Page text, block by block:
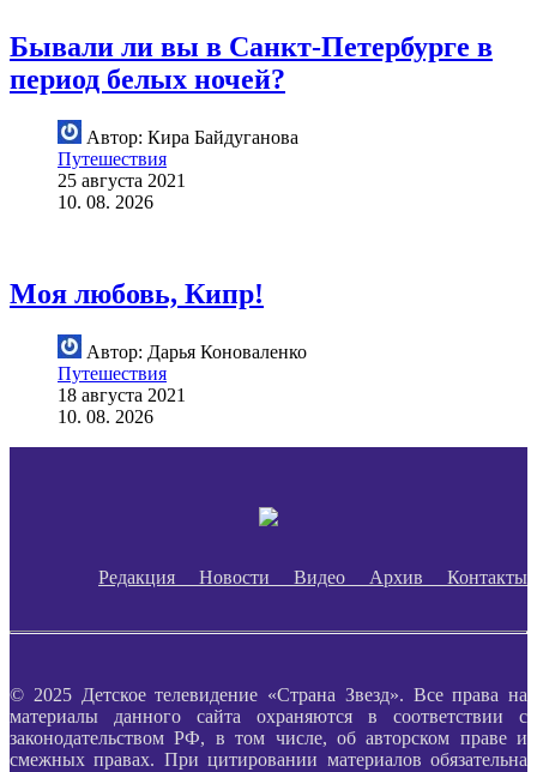
Бывали ли вы в Санкт-Петербурге в
период белых ночей?
Автор: Кира Байдуганова
Путешествия
25 августа 2021
10. 08. 2026
Моя любовь, Кипр!
Автор: Дарья Коноваленко
Путешествия
18 августа 2021
10. 08. 2026
Редакция Новости Видео Архив Контакты
© 2025 Детское телевидение «Страна Звезд». Все права на
материалы данного сайта охраняются в соответствии с
законодательством РФ, в том числе, об авторском праве и
смежных правах. При цитировании материалов обязательна